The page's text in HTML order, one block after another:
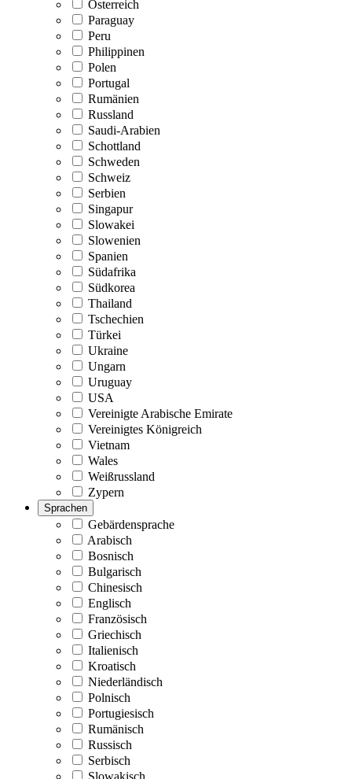
Österreich
Paraguay
Peru
Philippinen
Polen
Portugal
Rumänien
Russland
Saudi-Arabien
Schottland
Schweden
Schweiz
Serbien
Singapur
Slowakei
Slowenien
Spanien
Südafrika
Südkorea
Thailand
Tschechien
Türkei
Ukraine
Ungarn
Uruguay
USA
Vereinigte Arabische Emirate
Vereinigtes Königreich
Vietnam
Wales
Weißrussland
Zypern
Sprachen
Gebärdensprache
Arabisch
Bosnisch
Bulgarisch
Chinesisch
Englisch
Französisch
Griechisch
Italienisch
Kroatisch
Niederländisch
Polnisch
Portugiesisch
Rumänisch
Russisch
Serbisch
Slowakisch